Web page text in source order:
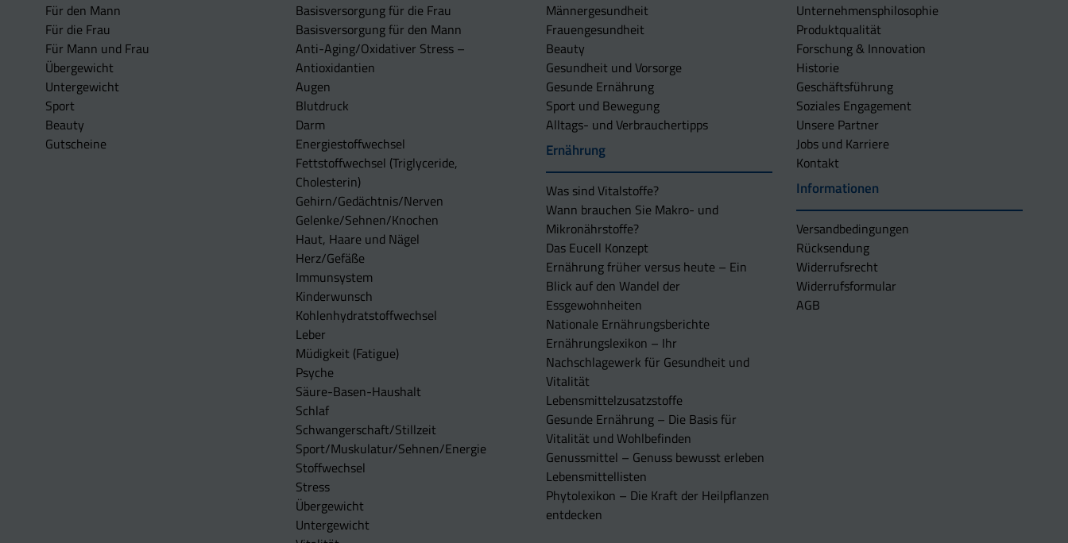
Für den Mann
Für die Frau
Für Mann und Frau
Übergewicht
Untergewicht
Sport
Beauty
Gutscheine
Basisversorgung für die Frau
Basisversorgung für den Mann
Anti-Aging/Oxidativer Stress –
Antioxidantien
Augen
Blutdruck
Darm
Energiestoffwechsel
Fettstoffwechsel (Triglyceride,
Cholesterin)
Gehirn/Gedächtnis/Nerven
Gelenke/Sehnen/Knochen
Haut, Haare und Nägel
Herz/Gefäße
Immunsystem
Kinderwunsch
Kohlenhydratstoffwechsel
Leber
Müdigkeit (Fatigue)
Psyche
Säure-Basen-Haushalt
Schlaf
Schwangerschaft/Stillzeit
Sport/Muskulatur/Sehnen/Energie
Stoffwechsel
Stress
Übergewicht
Untergewicht
Männergesundheit
Frauengesundheit
Beauty
Gesundheit und Vorsorge
Gesunde Ernährung
Sport und Bewegung
Alltags- und Verbrauchertipps
Ernährung
Was sind Vitalstoffe?
Wann brauchen Sie Makro- und
Mikronährstoffe?
Das Eucell Konzept
Ernährung früher versus heute – Ein
Blick auf den Wandel der
Essgewohnheiten
Nationale Ernährungsberichte
Ernährungslexikon – Ihr
Nachschlagewerk für Gesundheit und
Vitalität
Lebensmittelzusatzstoffe
Gesunde Ernährung – Die Basis für
Vitalität und Wohlbefinden
Genussmittel – Genuss bewusst erleben
Lebensmittellisten
Phytolexikon – Die Kraft der Heilpflanzen
entdecken
Unternehmens­philosophie
Produktqualität
Forschung & Innovation
Historie
Geschäftsführung
Soziales Engagement
Unsere Partner
Jobs und Karriere
Kontakt
Informationen
Versandbedingungen
Rücksendung
Widerrufsrecht
Widerrufsformular
AGB